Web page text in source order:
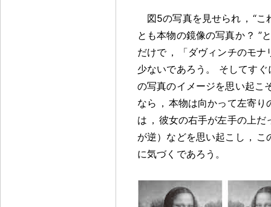
図5の写真を見せられ ， “こ
とも本物の鏡像の写真か ？ ”
だけで ，
「ダヴィンチのモ
少ないであろう 。
そしてすぐ
の写真のイメージを思い起こ
なら ， 本物は向かって左寄り
は ， 彼女の右手が左手の上だ
が逆）などを思い起こし ， こ
に気づくであろう 。